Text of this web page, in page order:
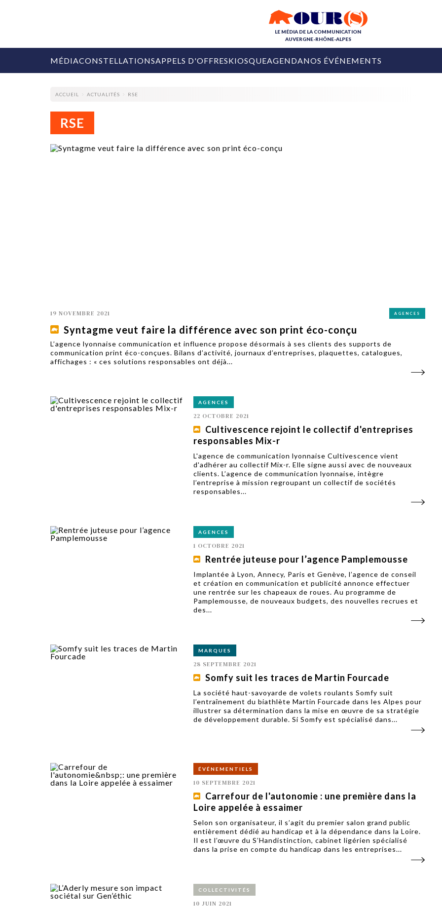
LE MÉDIA DE LA COMMUNICATION
AUVERGNE-RHÔNE-ALPES
MÉDIA
COLLECTIVITÉS
la déconnexion, en digital et au
marketing et communication,
CONSTELLATIONSAPPELS D'OFFRESKIOSQUEAGENDANOS ÉVÉNEMENTS
ACCUEIL ACTUALITÉS RSE
RSE
19 NOVEMBRE 2021 AGENCES
Syntagme veut faire la différence avec son print éco-conçu
L’agence lyonnaise communication et influence propose désormais à ses clients des supports de
communication print éco-conçues. Bilans d’activité, journaux d’entreprises, plaquettes, catalogues,
affichages : « ces solutions responsables ont déjà...
AGENCES
22 OCTOBRE 2021
Cultivescence rejoint le collectif d'entreprises
responsables Mix-r
L'agence de communication lyonnaise Cultivescence vient
d'adhérer au collectif Mix-r. Elle signe aussi avec de nouveaux
clients. L’agence de communication lyonnaise, intègre
l’entreprise à mission regroupant un collectif de sociétés
responsables...
AGENCES
1 OCTOBRE 2021
Rentrée juteuse pour l’agence Pamplemousse
Implantée à Lyon, Annecy, Paris et Genève, l’agence de conseil
et création en communication et publicité annonce effectuer
une rentrée sur les chapeaux de roues. Au programme de
Pamplemousse, de nouveaux budgets, des nouvelles recrues et
des...
MARQUES
28 SEPTEMBRE 2021
Somfy suit les traces de Martin Fourcade
La société haut-savoyarde de volets roulants Somfy suit
l’entraînement du biathlète Martin Fourcade dans les Alpes pour
illustrer sa détermination dans la mise en œuvre de sa stratégie
de développement durable. Si Somfy est spécialisé dans...
ÉVÉNEMENTIELS
10 SEPTEMBRE 2021
Carrefour de l'autonomie : une première dans la
Loire appelée à essaimer
Selon son organisateur, il s’agit du premier salon grand public
entièrement dédié au handicap et à la dépendance dans la Loire.
Il est l’œuvre du S’Handistinction, cabinet ligérien spécialisé
dans la prise en compte du handicap dans les entreprises...
COLLECTIVITÉS
10 JUIN 2021